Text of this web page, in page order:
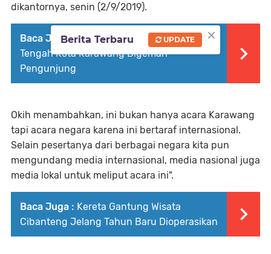
dikantornya, senin (2/9/2019).
Baca Juga : Taman Bermain Anak Gratis di
Tengah Kota Karawang Digemari
Pengunjung
Okih menambahkan, ini bukan hanya acara Karawang
tapi acara negara karena ini bertaraf internasional.
Selain pesertanya dari berbagai negara kita pun
mengundang media internasional, media nasional juga
media lokal untuk meliput acara ini".
Baca Juga : Kereta Gantung Wisata
Cibanteng Jelang Tahun Baru Dioperasikan
×
Berita Terbaru UPDATE